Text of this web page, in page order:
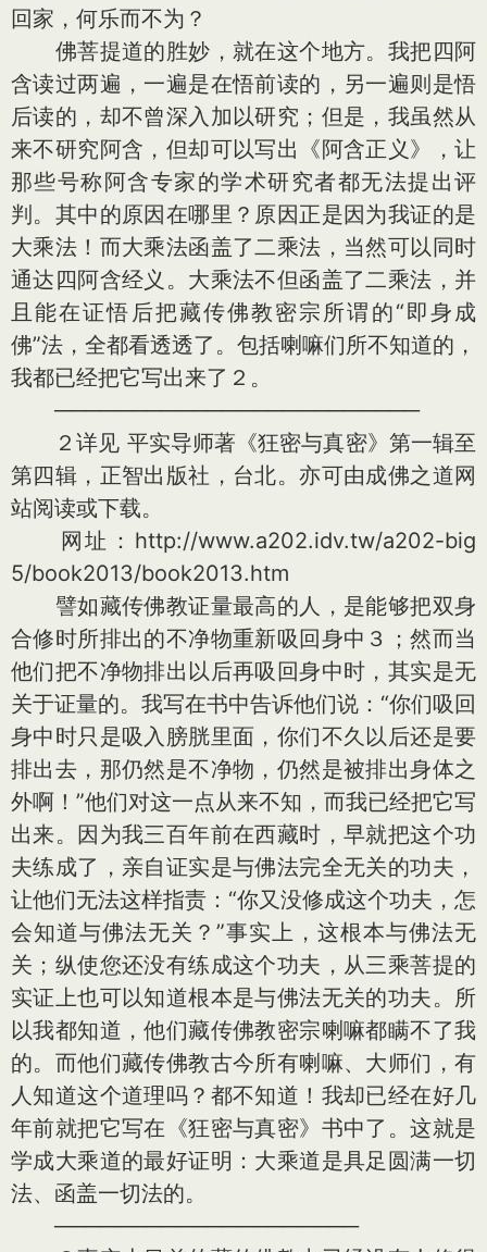
回家，何乐而不为？
佛菩提道的胜妙，就在这个地方。我把四阿
含读过两遍，一遍是在悟前读的，另一遍则是悟
后读的，却不曾深入加以研究；但是，我虽然从
来不研究阿含，但却可以写出《阿含正义》，让
那些号称阿含专家的学术研究者都无法提出评
判。其中的原因在哪里？原因正是因为我证的是
大乘法！而大乘法函盖了二乘法，当然可以同时
通达四阿含经义。大乘法不但函盖了二乘法，并
且能在证悟后把藏传佛教密宗所谓的“即身成
佛”法，全都看透透了。包括喇嘛们所不知道的，
我都已经把它写出来了２。
────────────────────────
２详见 平实导师著《狂密与真密》第一辑至
第四辑，正智出版社，台北。亦可由成佛之道网
站阅读或下载。
网址：http://www.a202.idv.tw/a202-big
5/book2013/book2013.htm
譬如藏传佛教证量最高的人，是能够把双身
合修时所排出的不净物重新吸回身中３；然而当
他们把不净物排出以后再吸回身中时，其实是无
关于证量的。我写在书中告诉他们说：“你们吸回
身中时只是吸入膀胱里面，你们不久以后还是要
排出去，那仍然是不净物，仍然是被排出身体之
外啊！”他们对这一点从来不知，而我已经把它写
出来。因为我三百年前在西藏时，早就把这个功
夫练成了，亲自证实是与佛法完全无关的功夫，
让他们无法这样指责：“你又没修成这个功夫，怎
会知道与佛法无关？”事实上，这根本与佛法无
关；纵使您还没有练成这个功夫，从三乘菩提的
实证上也可以知道根本是与佛法无关的功夫。所
以我都知道，他们藏传佛教密宗喇嘛都瞒不了我
的。而他们藏传佛教古今所有喇嘛、大师们，有
人知道这个道理吗？都不知道！我却已经在好几
年前就把它写在《狂密与真密》书中了。这就是
学成大乘道的最好证明：大乘道是具足圆满一切
法、函盖一切法的。
────────────────────